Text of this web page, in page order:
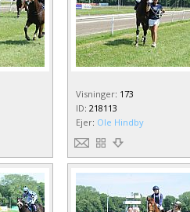
Visninger: 173
ID: 218113
Ejer: Ole Hindby